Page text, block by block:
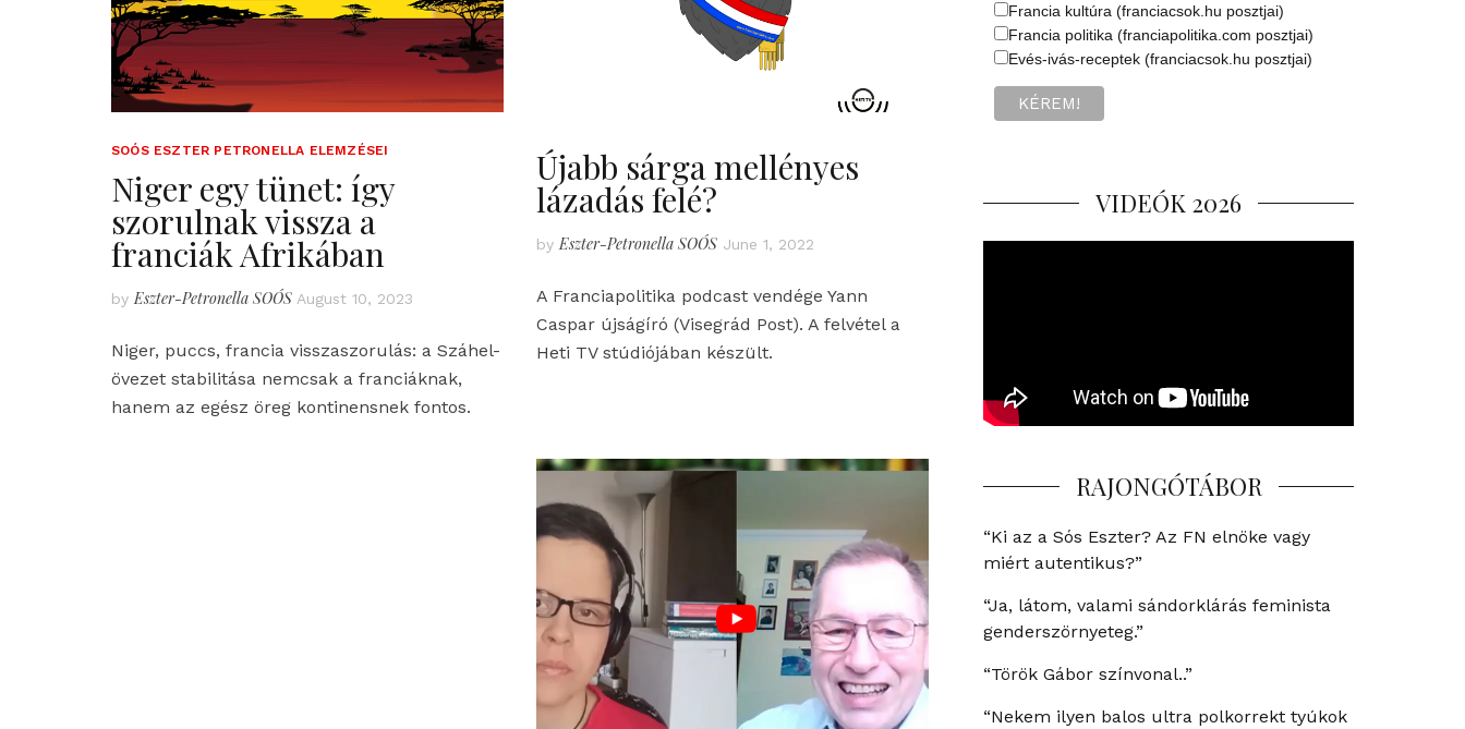
SOÓS ESZTER PETRONELLA ELEMZÉSEI
Niger egy tünet: így
szorulnak vissza a
franciák Afrikában
by Eszter-Petronella SOÓS August 10, 2023
Niger, puccs, francia visszaszorulás: a Száhel-
övezet stabilitása nemcsak a franciáknak,
hanem az egész öreg kontinensnek fontos.
Újabb sárga mellényes
lázadás felé?
by Eszter-Petronella SOÓS June 1, 2022
A Franciapolitika podcast vendége Yann
Caspar újságíró (Visegrád Post). A felvétel a
Heti TV stúdiójában készült.
Francia kultúra (franciacsok.hu posztjai)
Francia politika (franciapolitika.com posztjai)
Evés-ivás-receptek (franciacsok.hu posztjai)
VIDEÓK 2026
RAJONGÓTÁBOR
“Ki az a Sós Eszter? Az FN elnöke vagy
miért autentikus?”
“Ja, látom, valami sándorklárás feminista
genderszörnyeteg.”
“Török Gábor színvonal..”
“Nekem ilyen balos ultra polkorrekt tyúkok